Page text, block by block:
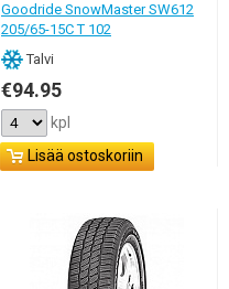
Goodride SnowMaster SW612
205/65-15C T 102
Talvi
€94.95
kpl
Lisää ostoskoriin